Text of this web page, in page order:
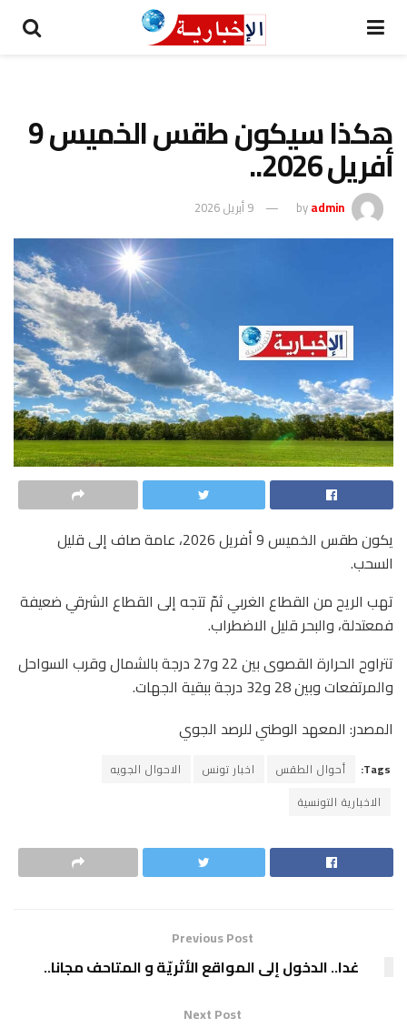
هكذا سيكون طقس الخميس 9
أفريل 2026..
byadmin 9 أبريل 2026
يكون طقس الخميس 9 أفريل 2026، عامة صاف إلى قليل
السحب.
تهب الريح من القطاع الغربي ثمّ تتجه إلى القطاع الشرقي ضعيفة
فمعتدلة، والبحر قليل الاضطراب.
تتراوح الحرارة القصوى بين 22 و27 درجة بالشمال وقرب السواحل
والمرتفعات وبين 28 و32 درجة ببقية الجهات.
المصدر: المعهد الوطني للرصد الجوي
Tags: أحوال الطقس اخبار تونس
الاحوال الجويه
الاخبارية التونسية
Previous Post
غدا.. الدخول إلى المواقع الأثريّة و المتاحف مجانا..
Next Post